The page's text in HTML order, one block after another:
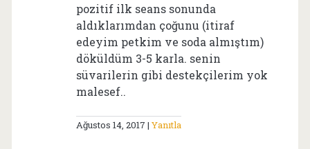
pozitif ilk seans sonunda
aldıklarımdan çoğunu (itiraf
edeyim petkim ve soda almıştım)
döküldüm 3-5 karla. senin
süvarilerin gibi destekçilerim yok
malesef..
Ağustos 14, 2017 Yanıtla